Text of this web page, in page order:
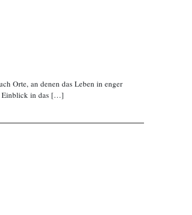
Orte, an denen das Leben in enger
Einblick in das […]